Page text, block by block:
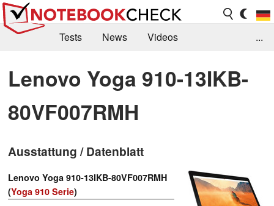
Tests News
Videos
Kaufberatung
Deals Suche
Jobs
Forum
...
Lenovo Yoga 910-13IKB-
80VF007RMH
Ausstattung / Datenblatt
Lenovo Yoga 910-13IKB-80VF007RMH
(Yoga 910 Serie)